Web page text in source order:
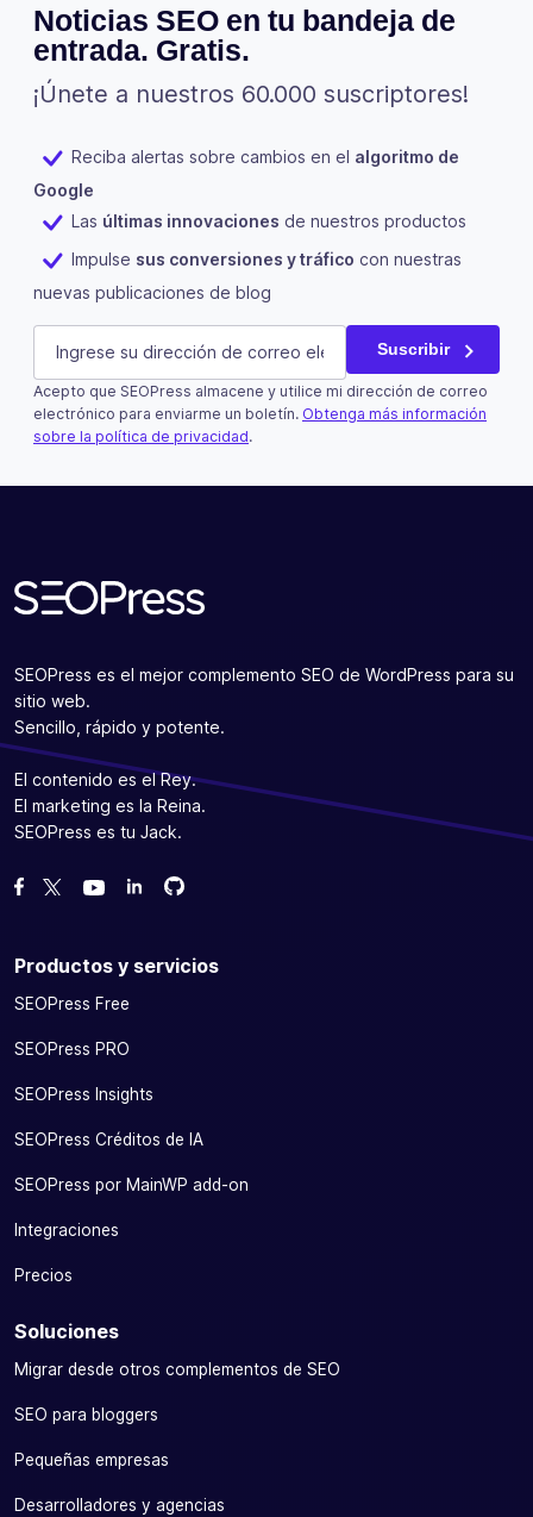
Noticias SEO en tu bandeja de
entrada. Gratis.
¡Únete a nuestros 60.000 suscriptores!
Reciba alertas sobre cambios en el algoritmo de
Google
Las últimas innovaciones de nuestros productos
Impulse sus conversiones y tráfico con nuestras
nuevas publicaciones de blog
URL
Este campo es un campo de validación y debe quedar
E-mail (Obligatorio) Suscribir
Acepto que SEOPress almacene y utilice mi dirección de correo
electrónico para enviarme un boletín. Obtenga más información
sobre la política de privacidad.
SEOPress es el mejor complemento SEO de WordPress para su
sitio web.
Sencillo, rápido y potente.
El contenido es el Rey.
El marketing es la Reina.
SEOPress es tu Jack.
Danos like en Facebook
Síguenos en Twitter
Míranos en YouTube
Bifurcanos en GitHub
Bifurcanos en GitHub
Productos y servicios
SEOPress Free
SEOPress PRO
SEOPress Insights
SEOPress Créditos de IA
SEOPress por MainWP add-on
Integraciones
Precios
Soluciones
Migrar desde otros complementos de SEO
SEO para bloggers
Pequeñas empresas
Desarrolladores y agencias